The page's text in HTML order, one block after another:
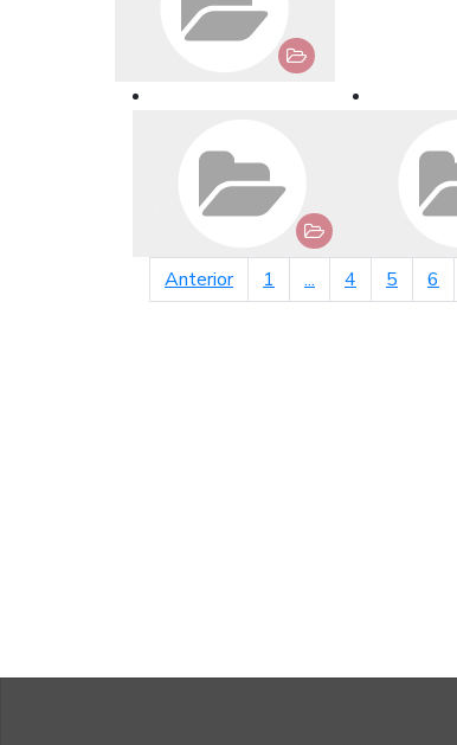
Anteriorpágina anterior
1 ... 4 5 6